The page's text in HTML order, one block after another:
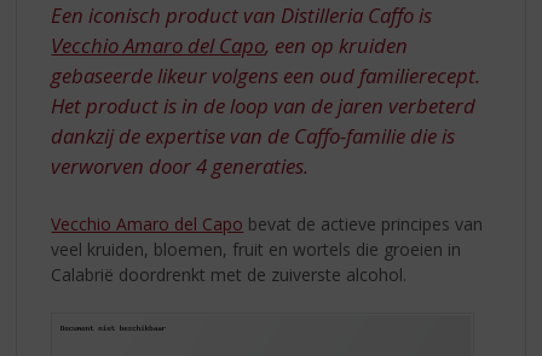
GELIEFDE
EN
BEKROONDE
KRUIDENLIKEUR
VAN
ITALIË
Een iconisch product van Distilleria Caffo is
Vecchio Amaro del Capo, een op kruiden
gebaseerde likeur volgens een oud familierecept.
Het product is in de loop van de jaren verbeterd
dankzij de expertise van de Caffo-familie die is
verworven door 4 generaties.
Vecchio Amaro del Capo bevat de actieve principes van
veel kruiden, bloemen, fruit en wortels die groeien in
Calabrië doordrenkt met de zuiverste alcohol.